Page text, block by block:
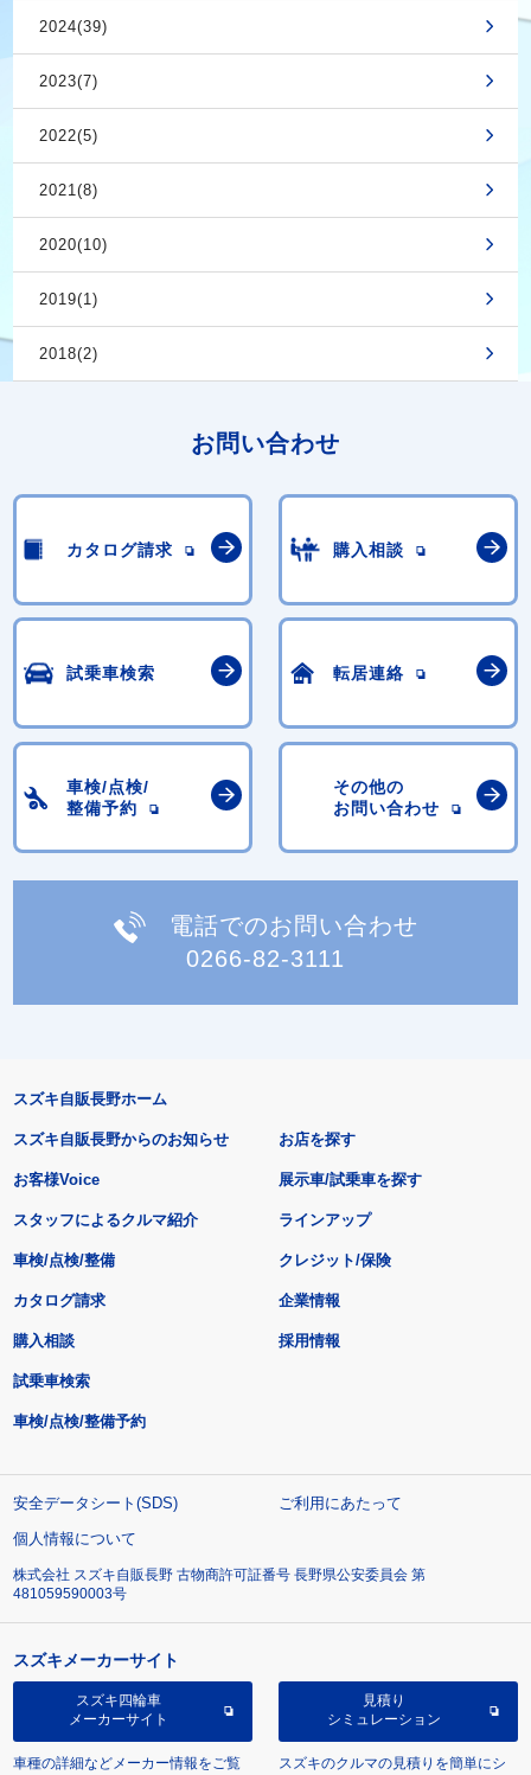
2024(39)
2023(7)
2022(5)
2021(8)
2020(10)
2019(1)
2018(2)
お問い合わせ
カタログ請求 購入相談
試乗車検索 転居連絡
車検/点検/
整備予約
その他の
お問い合わせ
電話でのお問い合わせ
0266-82-3111
スズキ自販長野ホーム
スズキ自販長野からのお知らせ
お客様Voice
スタッフによるクルマ紹介
お店を探す
展示車/試乗車を探す
ラインアップ
車検/点検/整備 クレジット/保険
カタログ請求
購入相談
試乗車検索
車検/点検/整備予約
企業情報
採用情報
安全データシート(SDS)
ご利用にあたって
個人情報について
株式会社 スズキ自販長野 古物商許可証番号 長野県公安委員会 第
481059590003号
スズキメーカーサイト
スズキ四輪車
メーカーサイト
車種の詳細などメーカー情報をご覧
見積り
シミュレーション
スズキのクルマの見積りを簡単にシ